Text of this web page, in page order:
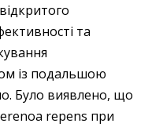
та
із подальшою
Було виявлено, що
repens при